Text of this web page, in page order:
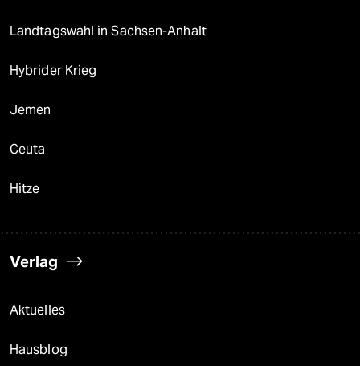
Landtagswahl in Sachsen-Anhalt
Hybrider Krieg
Jemen
Ceuta
Hitze
Verlag
Aktuelles
Hausblog